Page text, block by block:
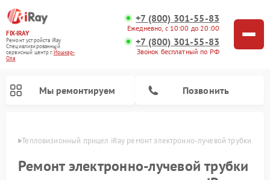
FIX-IRAY
Ремонт устройств iRay
Специализированный
cервисный центр г.Йошкар-
Ола
+7 (800) 301-55-83
Ежедневно, с 10:00 до 20:00
+7 (800) 301-55-83
Звонок бесплатный по РФ
Мы ремонтируем Позвонить
Оле Тепловизионный прицел iRay ремонт электронно-лучевой трубки
Ремонт электронно-лучевой трубки